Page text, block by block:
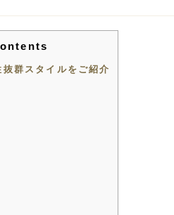
群スタイルをご紹介